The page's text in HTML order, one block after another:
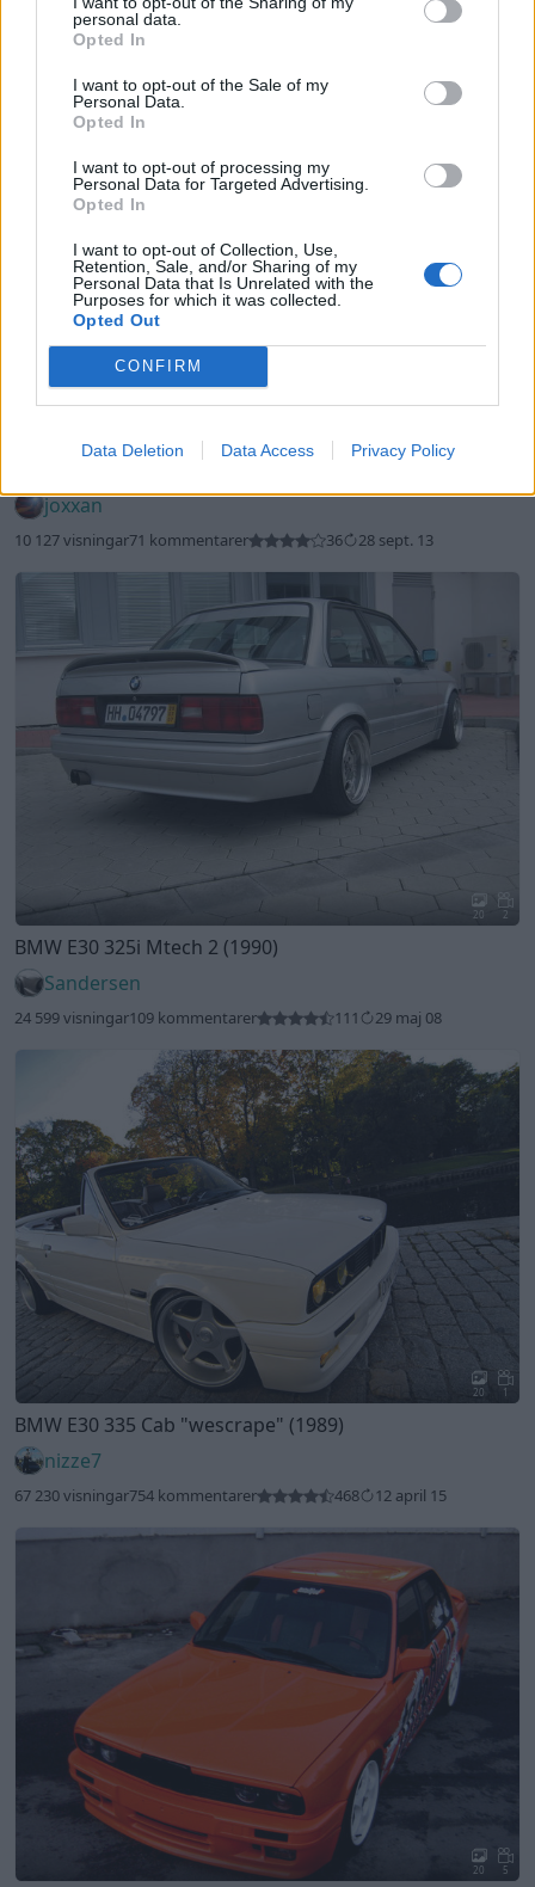
personal data.
Opted In
I want to opt-out of the Sale of my
Personal Data.
Opted In
I want to opt-out of processing my
Personal Data for Targeted Advertising.
Opted In
I want to opt-out of Collection, Use,
Retention, Sale, and/or Sharing of my
Personal Data that Is Unrelated with the
Purposes for which it was collected.
Opted Out
CONFIRM
Data Deletion Data Access Privacy Policy
almerstedt
joxxan
10 127 visningar71 kommentarer 36 28 sept. 13
20 2
BMW E30 325i Mtech 2 (1990)
Sandersen
24 599 visningar109 kommentarer 111 29 maj 08
20 1
BMW E30 335 Cab "wescrape" (1989)
nizze7
67 230 visningar754 kommentarer 468 12 april 15
20 5